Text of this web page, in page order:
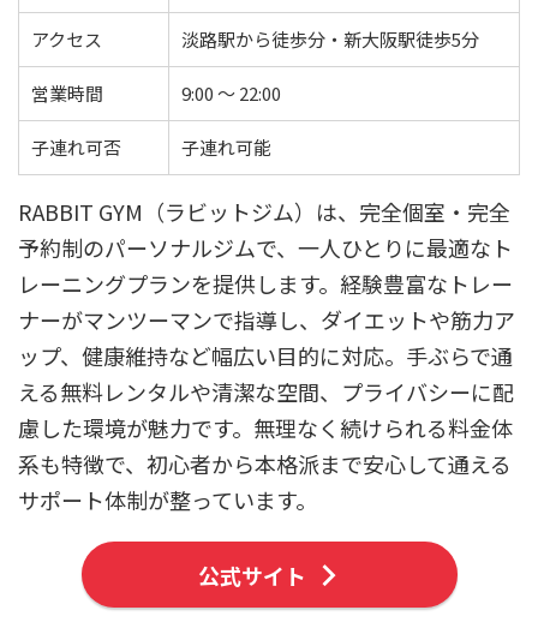
アクセス 淡路駅から徒歩分・新大阪駅徒歩5分
営業時間 9:00 ～ 22:00
子連れ可否 子連れ可能
RABBIT GYM（ラビットジム）は、完全個室・完全
予約制のパーソナルジムで、一人ひとりに最適なト
レーニングプランを提供します。経験豊富なトレー
ナーがマンツーマンで指導し、ダイエットや筋力ア
ップ、健康維持など幅広い目的に対応。手ぶらで通
える無料レンタルや清潔な空間、プライバシーに配
慮した環境が魅力です。無理なく続けられる料金体
系も特徴で、初心者から本格派まで安心して通える
サポート体制が整っています。
公式サイト